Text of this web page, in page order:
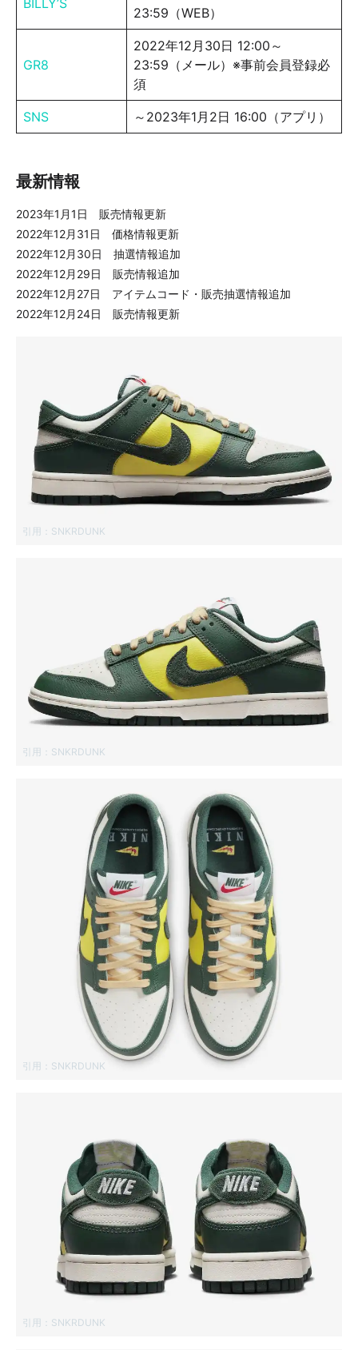
BILLY’S
23:59（WEB）
GR8
2022年12月30日 12:00～
23:59（メール）※事前会員登録必
須
SNS ～2023年1月2日 16:00（アプリ）
最新情報
2023年1月1日 販売情報更新
2022年12月31日 価格情報更新
2022年12月30日 抽選情報追加
2022年12月29日 販売情報追加
2022年12月27日 アイテムコード・販売抽選情報追加
2022年12月24日 販売情報更新
引用： SNKRDUNK
引用： SNKRDUNK
引用： SNKRDUNK
引用： SNKRDUNK